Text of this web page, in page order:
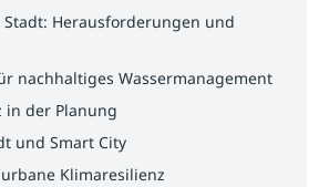
Stadt: Herausforderungen und
nachhaltiges Wassermanagement
in der Planung
und Smart City
Klimaresilienz